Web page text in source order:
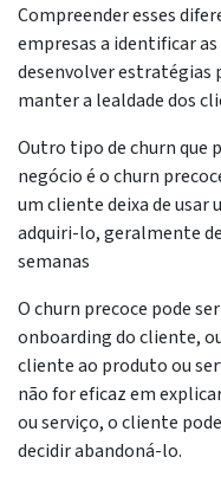
Compreender esses
empresas a identificar
desenvolver estratégias
manter a lealdade dos
Outro tipo de churn que
negócio é o churn
um cliente deixa de usar
adquiri-lo, geralmente
semanas
O churn precoce pode
onboarding do cliente,
cliente ao produto ou
não for eficaz em
ou serviço, o cliente
decidir abandoná-lo.